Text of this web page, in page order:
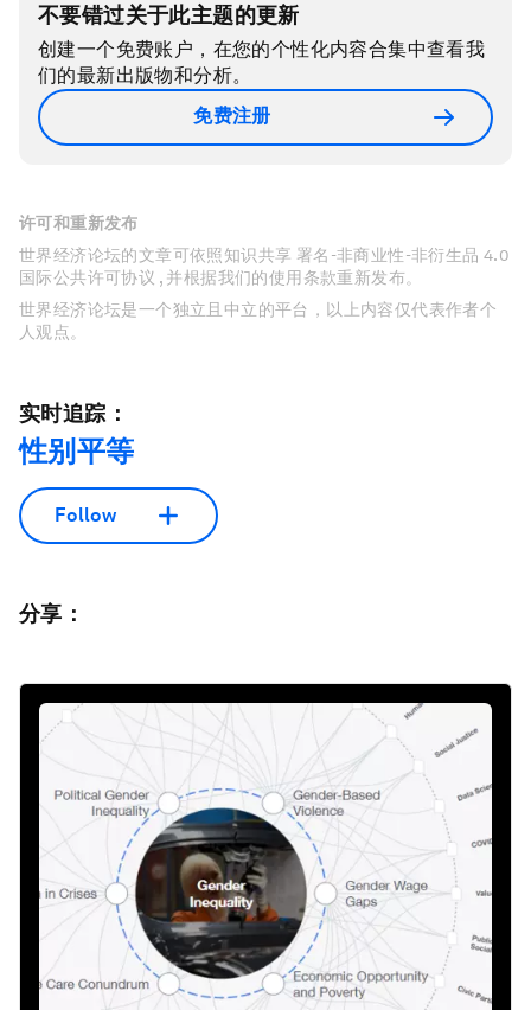
不要错过关于此主题的更新
创建一个免费账户，在您的个性化内容合集中查看我
们的最新出版物和分析。
免费注册
许可和重新发布
世界经济论坛的文章可依照知识共享 署名-非商业性-非衍生品 4.0
国际公共许可协议 , 并根据我们的使用条款重新发布。
世界经济论坛是一个独立且中立的平台，以上内容仅代表作者个
人观点。
实时追踪：
性别平等
Follow
分享：